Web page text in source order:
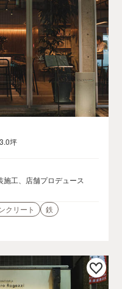
坪
施工、店舗プロデュース
クリート
鉄